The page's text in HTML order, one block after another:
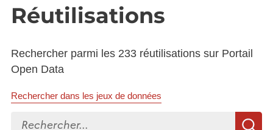
Réutilisations
Rechercher parmi les 233 réutilisations sur Portail
Open Data
Rechercher dans les jeux de données
Rechercher...